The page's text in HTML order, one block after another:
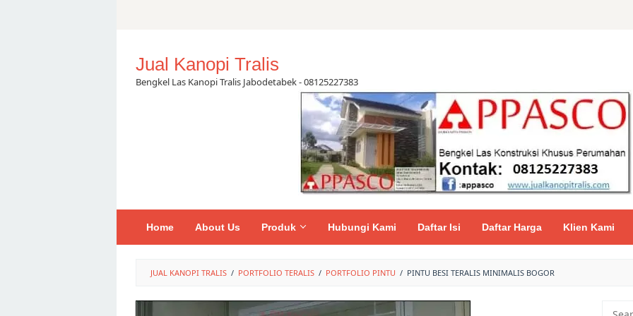
Jual Kanopi Tralis
Bengkel Las Kanopi Tralis Jabodetabek - 08125227383
Home About Us Produk Hubungi Kami Daftar Isi Daftar Harga Klien Kami
JUAL KANOPI TRALIS / PORTFOLIO TERALIS / PORTFOLIO PINTU / PINTU BESI TERALIS MINIMALIS BOGOR